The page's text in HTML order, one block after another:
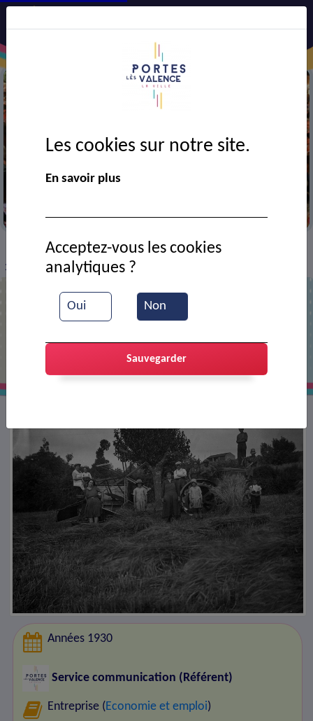
> VIE MUNICIPALE > Ressources documentaires
1930 - agriculteurs au quartier Vallats
Années 1930
Service communication (Référent)
Entreprise ( Economie et emploi)
Les cookies sur notre site.
En savoir plus
Oui Non
Acceptez-vous les cookies
analytiques ?
Sauvegarder